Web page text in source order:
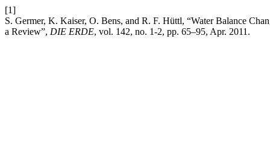
[1]
S. Germer, K. Kaiser, O. Bens, and R. F. Hüttl, “Water Balance
a Review”, DIE ERDE, vol. 142, no. 1-2, pp. 65–95, Apr. 2011.